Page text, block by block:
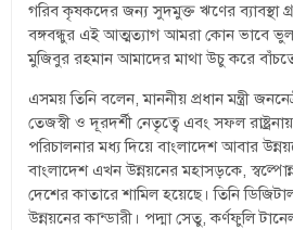
গরিব কৃষকদের জন্য সুদমুক্ত ঋণের ব্যাবস্থা
বঙ্গবন্ধুর এই আত্মত্যাগ আমরা কোন ভাবে
মুজিবুর রহমান আমাদের মাথা উচু করে
এসময় তিনি বলেন, মাননীয় প্রধান মন্ত্রী
তেজস্বী ও দূরদর্শী নেতৃত্বে এবং সফল
পরিচালনার মধ্য দিয়ে বাংলাদেশ আবার
বাংলাদেশ এখন উন্নয়নের মহাসড়কে,
দেশের কাতারে শামিল হয়েছে। তিনি
উন্নয়নের কান্ডারী। পদ্মা সেতু, কর্ণফুলি